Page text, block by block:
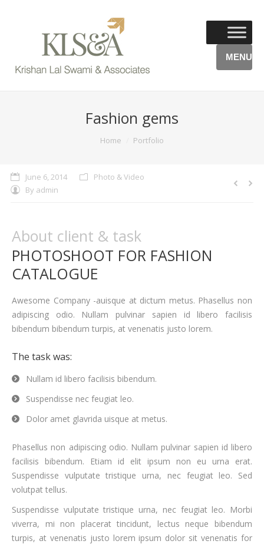
MENU
Fashion gems
Home Portfolio
June 6, 2014
Photo & Video
By admin
About client & task
PHOTOSHOOT FOR FASHION
CATALOGUE
Awesome Company -auisque at dictum metus. Phasellus non
adipiscing odio. Nullam pulvinar sapien id libero facilisis
bibendum bibendum turpis, at venenatis justo lorem.
The task was:
Nullam id libero facilisis bibendum.
Suspendisse nec feugiat leo.
Dolor amet glavrida uisque at metus.
Phasellus non adipiscing odio. Nullam pulvinar sapien id libero
facilisis bibendum. Etiam id elit ipsum non eu urna erat.
Suspendisse vulputate tristique urna, nec feugiat leo. Sed
volutpat tellus.
Suspendisse vulputate tristique urna, nec feugiat leo. Morbi
viverra, mi non placerat tincidunt, lectus neque bibendum
turpis, at venenatis justo lorem ipsum dolor sit venenatis for